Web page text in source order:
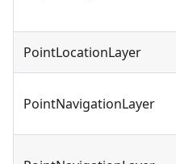
PointLocationLayer
PointNavigationLayer